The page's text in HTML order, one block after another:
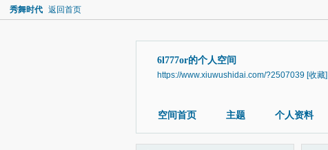
秀舞时代 返回首页
6l777or的个人空间
https://www.xiuwushidai.com/?2507039 [收藏]
空间首页 主题 个人资料